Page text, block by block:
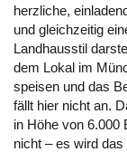
herzliche,
und gleichzeitig
Landhausstil
dem Lokal im
speisen und das
fällt hier nicht an.
in Höhe von 6.000
nicht – es wird